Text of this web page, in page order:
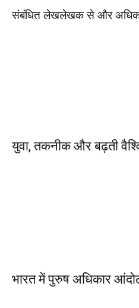
संबंधित लेखलेखक से और
युवा, तकनीक और बढ़ती
भारत में पुरुष अधिकार